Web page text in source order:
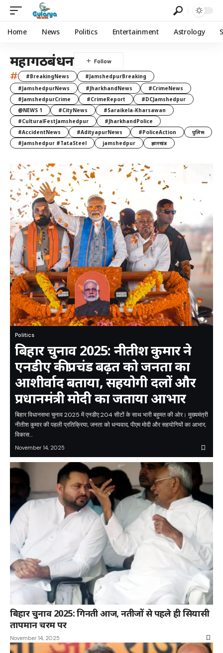
Home News Politics Entertainment Astrology
महागठबंधन
# #BreakingNews
#JamshedpurBreaking
#JamshedpurNews
#JharkhandNews
#CrimeNews
#JamshedpurCrime
#CrimeReport
#DCJamshedpur
@NEWS 1
#CityNews
#Saraikela-Kharsawan
#CulturalFestJamshedpur
#JharkhandPolice
#AccidentNews
#AdityapurNews #PoliceAction
पुलिस
#Jamshedpur #TataSteel
jamshedpur झारखंड
Politics
बिहार चुनाव 2025: नीतीश कुमार ने
एनडीए की प्रचंड बढ़त को जनता का
आशीर्वाद बताया, सहयोगी दलों और
प्रधानमंत्री मोदी का जताया आभार
बिहार विधानसभा चुनाव 2025 में एनडीए 204 सीटों के साथ भारी बहुमत की ओर। मुख्यमंत्री
नीतीश कुमार की पहली प्रतिक्रिया, जनता को धन्यवाद, पीएम मोदी और सहयोगियों का आभार,
विकास…
November 14, 2025
बिहार चुनाव 2025: गिनती आज, नतीजों से पहले ही सियासी
तापमान चरम पर
November 14, 2025